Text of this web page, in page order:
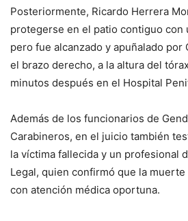
Posteriormente, Ricardo Herrera
protegerse en el patio contiguo con
pero fue alcanzado y apuñalado por
el brazo derecho, a la altura del
minutos después en el Hospital
Además de los funcionarios de
Carabineros, en el juicio también
la víctima fallecida y un profesional
Legal, quien confirmó que la
con atención médica oportuna.